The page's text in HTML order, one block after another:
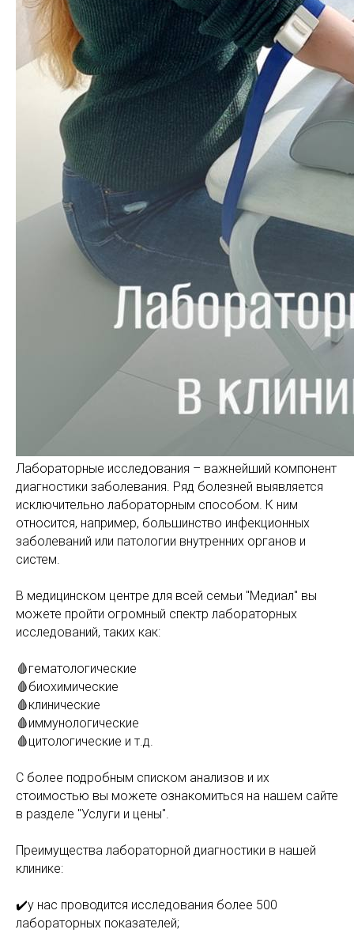
Лабораторные исследования – важнейший компонент
диагностики заболевания. Ряд болезней выявляется
исключительно лабораторным способом. К ним
относится, например, большинство инфекционных
заболеваний или патологии внутренних органов и
систем.
В медицинском центре для всей семьи "Медиал" вы
можете пройти огромный спектр лабораторных
исследований, таких как:
🩸гематологические
🩸биохимические
🩸клинические
🩸иммунологические
🩸цитологические и т.д.
С более подробным списком анализов и их
стоимостью вы можете ознакомиться на нашем сайте
в разделе "Услуги и цены".
Преимущества лабораторной диагностики в нашей
клинике:
✔️у нас проводится исследования более 500
лабораторных показателей;